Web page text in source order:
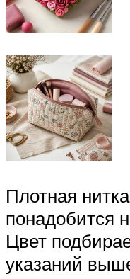
Плотная
понадобится
Цвет
указаний